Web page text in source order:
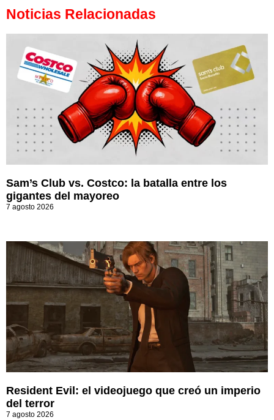
Noticias Relacionadas
Sam’s Club vs. Costco: la batalla entre los
gigantes del mayoreo
7 agosto 2026
Resident Evil: el videojuego que creó un imperio
del terror
7 agosto 2026